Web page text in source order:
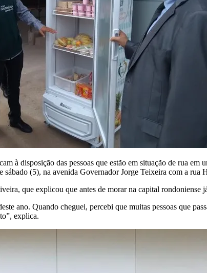
à disposição das pessoas que estão em situação de rua
sábado (5), na avenida Governador Jorge Teixeira com a
que explicou que antes de morar na capital
ano. Quando cheguei, percebi que muitas pessoas que
explica.